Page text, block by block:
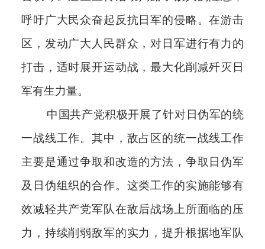
呼吁广大民众奋起反抗日军的侵略。在游击
区，发动广大人民群众，对日军进行有力的
打击，适时展开运动战，最大化削减歼灭日
军有生力量。
中国共产党积极开展了针对日伪军的统
一战线工作。其中，敌占区的统一战线工作
主要是通过争取和改造的方法，争取日伪军
及日伪组织的合作。这类工作的实施能够有
效减轻共产党军队在敌后战场上所面临的压
力，持续削弱敌军的实力，提升根据地军队